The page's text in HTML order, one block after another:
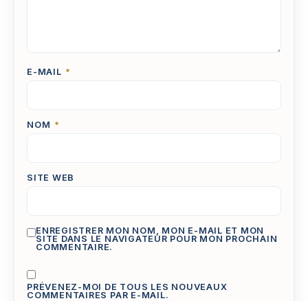
E-MAIL *
NOM *
SITE WEB
ENREGISTRER MON NOM, MON E-MAIL ET MON
SITE DANS LE NAVIGATEUR POUR MON PROCHAIN
COMMENTAIRE.
PRÉVENEZ-MOI DE TOUS LES NOUVEAUX
COMMENTAIRES PAR E-MAIL.